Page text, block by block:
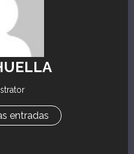
entradas